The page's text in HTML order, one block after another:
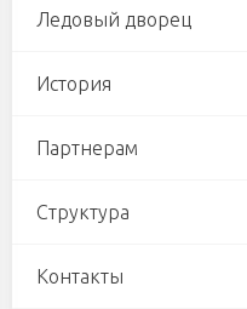
Ледовый дворец
История
Партнерам
Структура
Контакты